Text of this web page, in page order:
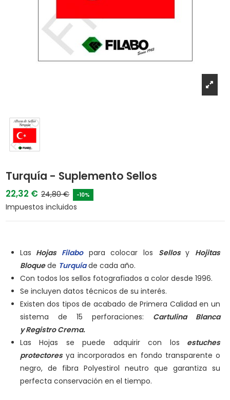
Turquía - Suplemento Sellos
22,32 € 24,80 € -10%
Impuestos incluidos
Las Hojas Filabo para colocar los Sellos y Hojitas
Bloquede Turquía de cada año.
Con todos los sellos fotografiados a color desde 1996.
Se incluyen datos técnicos de su interés.
Existen dos tipos de acabado de Primera Calidad en un
sistema de 15 perforaciones: Cartulina Blanca
yRegistro Crema.
Las Hojas se puede adquirir con los estuches
protectoresya incorporados en fondo transparente o
negro, de fibra Polyestirol neutro que garantiza su
perfecta conservación en el tiempo.